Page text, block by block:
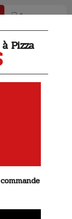
Livraison
Pizza